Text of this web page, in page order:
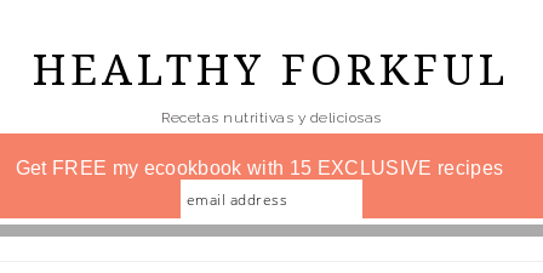
main
content
HEALTHY FORKFUL
Recetas nutritivas y deliciosas
Get FREE my ecookbook with 15 EXCLUSIVE recipes